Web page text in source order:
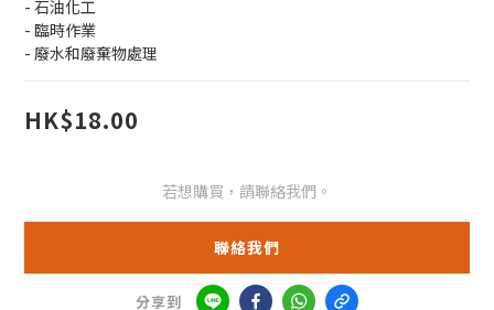
- 石油化工
- 臨時作業
- 廢水和廢棄物處理
HK$18.00
若想購買，請聯絡我們。
聯絡我們
分享到